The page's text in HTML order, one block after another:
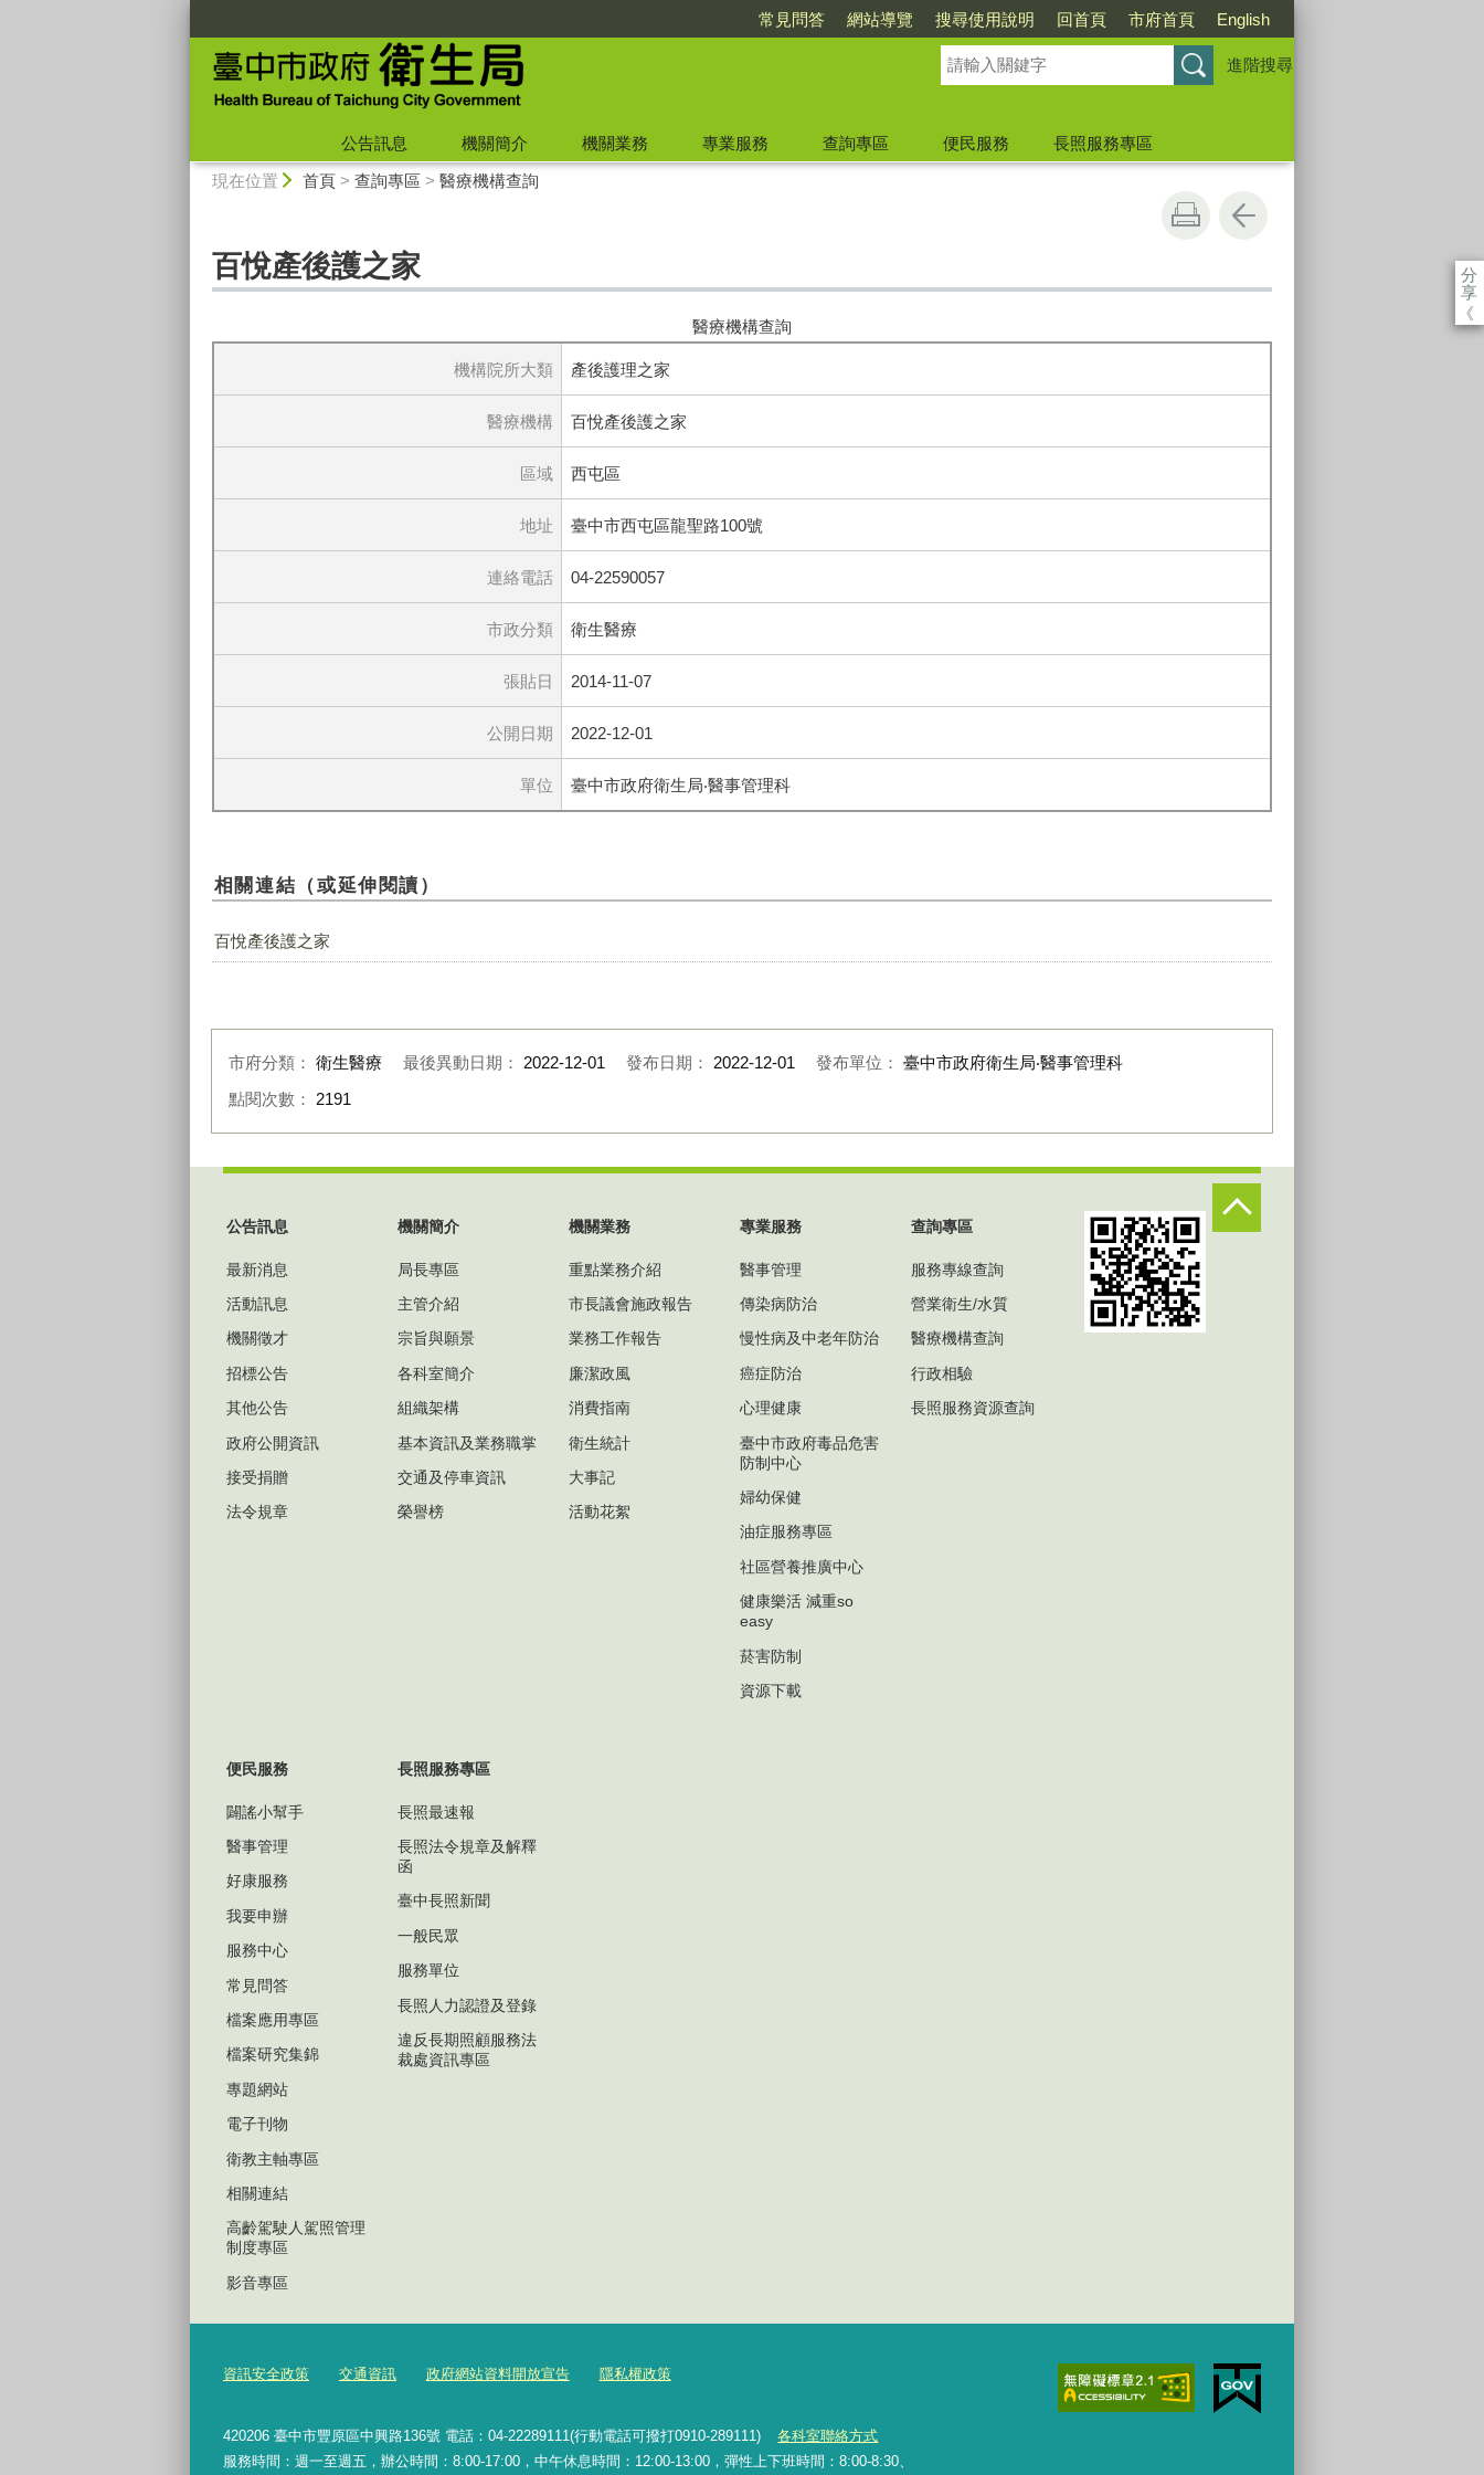
常見問答 網站導覽 搜尋使用說明 回首頁 市府首頁 English
進階搜尋
公告訊息 機關簡介 機關業務 專業服務 查詢專區 便民服務
長照服務專區
現在位置 首頁> 查詢專區 > 醫療機構查詢
分
享
《
百悅產後護之家
醫療機構查詢
機構院所大類 產後護理之家
醫療機構 百悅產後護之家
區域 西屯區
地址 臺中市西屯區龍聖路100號
連絡電話 04-22590057
市政分類 衛生醫療
張貼日 2014-11-07
公開日期 2022-12-01
單位 臺中市政府衛生局‧醫事管理科
相關連結（或延伸閱讀）
百悅產後護之家
市府分類： 衛生醫療 最後異動日期： 2022-12-01 發布日期： 2022-12-01 發布單位： 臺中市政府衛生局‧醫事管理科
點閱次數： 2191
公告訊息
最新消息
活動訊息
機關徵才
招標公告
其他公告
政府公開資訊
接受捐贈
法令規章
機關簡介
局長專區
主管介紹
宗旨與願景
各科室簡介
組織架構
基本資訊及業務職掌
交通及停車資訊
榮譽榜
機關業務
重點業務介紹
市長議會施政報告
業務工作報告
廉潔政風
消費指南
衛生統計
大事記
活動花絮
專業服務
醫事管理
傳染病防治
慢性病及中老年防治
癌症防治
心理健康
臺中市政府毒品危害
防制中心
婦幼保健
油症服務專區
社區營養推廣中心
健康樂活 減重so
easy
菸害防制
資源下載
查詢專區
服務專線查詢
營業衛生/水質
醫療機構查詢
行政相驗
長照服務資源查詢
便民服務
闢謠小幫手
醫事管理
好康服務
我要申辦
服務中心
常見問答
檔案應用專區
檔案研究集錦
專題網站
電子刊物
衛教主軸專區
相關連結
高齡駕駛人駕照管理
制度專區
影音專區
長照服務專區
長照最速報
長照法令規章及解釋
函
臺中長照新聞
一般民眾
服務單位
長照人力認證及登錄
違反長期照顧服務法
裁處資訊專區
資訊安全政策 交通資訊 政府網站資料開放宣告 隱私權政策
420206 臺中市豐原區中興路136號 電話：04-22289111(行動電話可撥打0910-289111)
各科室聯絡方式
服務時間：週一至週五，辦公時間：8:00-17:00，中午休息時間：12:00-13:00，彈性上下班時間：8:00-8:30、